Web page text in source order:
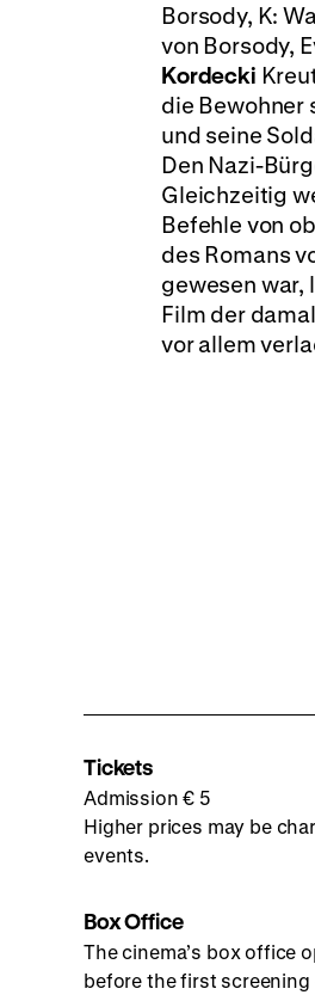
Borsody, K:
von Borsody,
Kordecki
die Bewohner
und seine
Den Nazi-
Gleichzeitig
Befehle von
des Romans
gewesen war,
Film der
vor allem
Tickets
Admission € 5
Higher prices may be
events.
Box Office
The cinema’s box office
before the first screening